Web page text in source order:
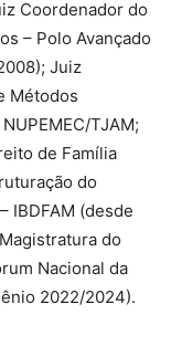
Coordenador do
– Polo Avançado
Juiz
Métodos
TJAM;
de Família
do
IBDFAM (desde
do
Nacional da
2022/2024).